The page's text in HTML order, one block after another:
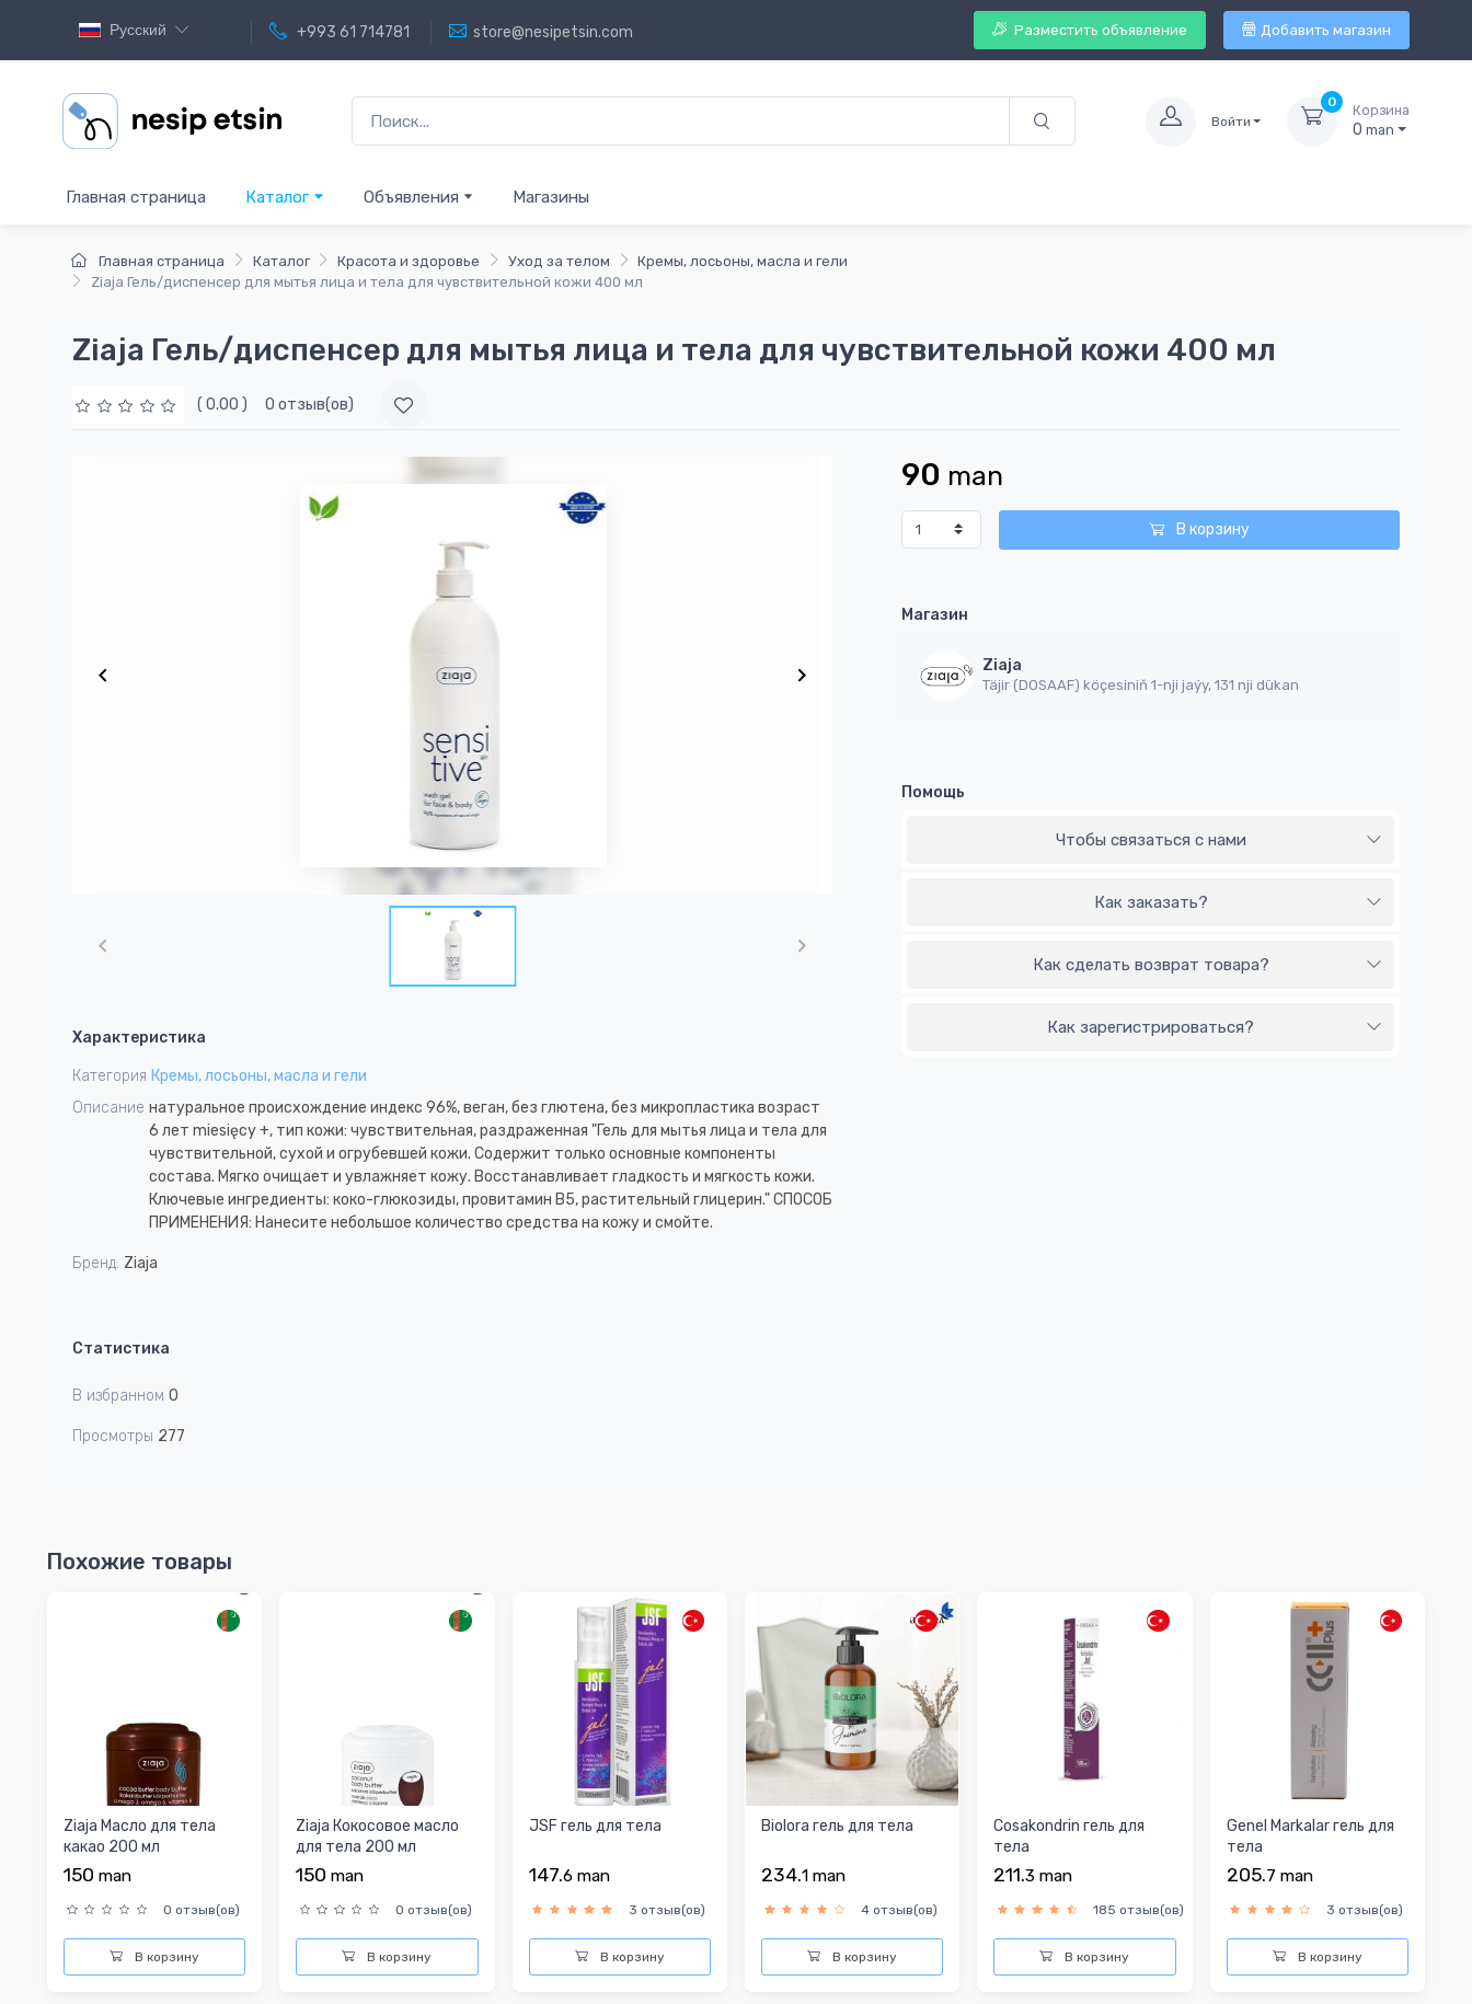
Русский +993 61 714781 store@nesipetsin.com Разместить объявление Добавить магазин
Войти
0
Корзина
0 man
Главная страница Каталог Объявления Магазины
Главная страница Каталог Красота и здоровье Уход за телом
Кремы, лосьоны, масла и гели
Ziaja Гель/диспенсер для мытья лица и тела для чувствительной кожи 400 мл
Ziaja Гель/диспенсер для мытья лица и тела для чувствительной кожи 400 мл
( 0.00 ) 0 отзыв(ов)
1
Характеристика
Категория Кремы, лосьоны, масла и гели
Описание натуральное происхождение индекс 96%, веган, без глютена, без микропластика возраст
6 лет miesięcy +, тип кожи: чувствительная, раздраженная "Гель для мытья лица и тела для
чувствительной, сухой и огрубевшей кожи. Содержит только основные компоненты
состава. Мягко очищает и увлажняет кожу. Восстанавливает гладкость и мягкость кожи.
Ключевые ингредиенты: коко-глюкозиды, провитамин В5, растительный глицерин." СПОСОБ
ПРИМЕНЕНИЯ: Нанесите небольшое количество средства на кожу и смойте.
Бренд: Ziaja
Статистика
В избранном 0
Просмотры 277
90 man
В корзину
Магазин
Ziaja
Täjir (DOSAAF) köçesiniň 1-nji jaýy, 131 nji dükan
Помощь
Чтобы связаться с нами
Как заказать?
Как сделать возврат товара?
Как зарегистрироваться?
Похожие товары
Ziaja Масло для тела
какао 200 мл
150 man
0 отзыв(ов)
В корзину
Ziaja Кокосовое масло
для тела 200 мл
150man
0 отзыв(ов)
В корзину
JSF гель для тела
147.6 man
3 отзыв(ов)
В корзину
Biolora гель для тела
234.1 man
4 отзыв(ов)
В корзину
Cosakondrin гель для
тела
211.3 man
185 отзыв(ов)
В корзину
Genel Markalar гель для
тела
205.7 man
3 отзыв(ов)
В корзину